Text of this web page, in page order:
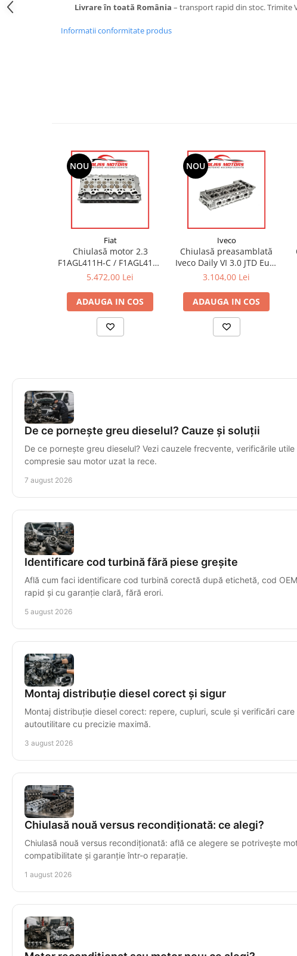
Livrare în toată România – transport rapid din stoc. Trimite
Informatii conformitate produs
NOU
Fiat
Chiulasă motor 2.3
F1AGL411H-C / F1AGL4113
/ F1AGL4114 – OEM
5.472,00 Lei
ADAUGA IN COS
NOU
Iveco
Chiulasă preasamblată
Iveco Daily VI 3.0 JTD Euro
6 – F1C / F1CFL411 /
3.104,00 Lei
ADAUGA IN COS
De ce pornește greu dieselul? Cauze și soluții
De ce pornește greu dieselul? Vezi cauzele frecvente, verificările
compresie sau motor uzat la rece.
7 august 2026
Identificare cod turbină fără piese greșite
Află cum faci identificare cod turbină corectă după etichetă, cod
rapid și cu garanție clară, fără erori.
5 august 2026
Montaj distribuție diesel corect și sigur
Montaj distribuție diesel corect: repere, cupluri, scule și verificări
autoutilitare cu precizie maximă.
3 august 2026
Chiulasă nouă versus recondiționată: ce alegi?
Chiulasă nouă versus recondiționată: află ce alegere se potrivește
compatibilitate și garanție într-o reparație.
1 august 2026